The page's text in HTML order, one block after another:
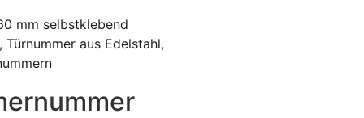
mm selbstklebend
, Türnummer aus Edelstahl,